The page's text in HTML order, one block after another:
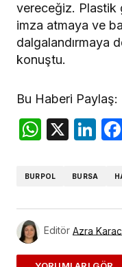
vereceğiz. Plastik
imza atmaya ve
dalgalandırmaya
konuştu.
Bu Haberi Paylaş:
X
BURPOL BURSA
Editör Azra